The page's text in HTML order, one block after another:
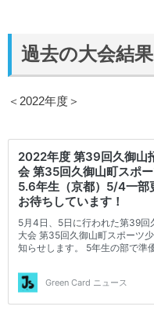
過去の大会結果
＜2022年度＞